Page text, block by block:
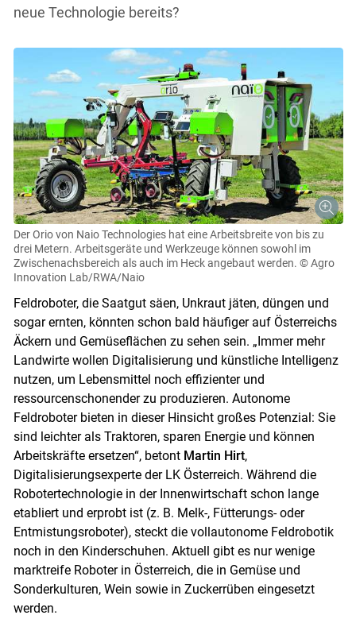
neue Technologie bereits?
Der Orio von Naio Technologies hat eine Arbeitsbreite von bis zu
drei Metern. Arbeitsgeräte und Werkzeuge können sowohl im
Zwischenachsbereich als auch im Heck angebaut werden. © Agro
Innovation Lab/RWA/Naio
Feldroboter, die Saatgut säen, Unkraut jäten, düngen und
sogar ernten, könnten schon bald häufiger auf Österreichs
Äckern und Gemüseflächen zu sehen sein. „Immer mehr
Landwirte wollen Digitalisierung und künstliche Intelligenz
nutzen, um Lebensmittel noch effizienter und
ressourcenschonender zu produzieren. Autonome
Feldroboter bieten in dieser Hinsicht großes Potenzial: Sie
sind leichter als Traktoren, sparen Energie und können
Arbeitskräfte ersetzen“, betont Martin Hirt,
Digitalisierungsexperte der LK Österreich. Während die
Robotertechnologie in der Innenwirtschaft schon lange
etabliert und erprobt ist (z. B. Melk-, Fütterungs- oder
Entmistungsroboter), steckt die vollautonome Feldrobotik
noch in den Kinderschuhen. Aktuell gibt es nur wenige
marktreife Roboter in Österreich, die in Gemüse und
Sonderkulturen, Wein sowie in Zuckerrüben eingesetzt
werden.